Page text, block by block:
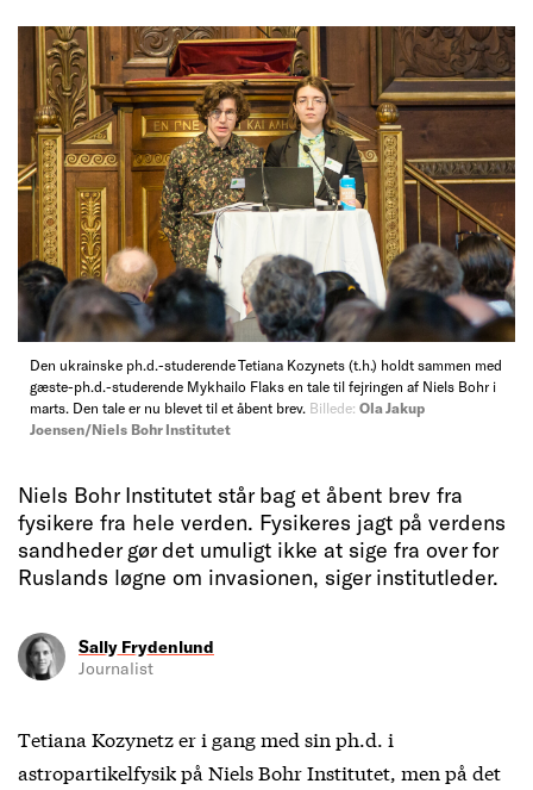
Den ukrainske ph.d.-studerende Tetiana Kozynets (t.h.) holdt sammen med
gæste-ph.d.-studerende Mykhailo Flaks en tale til fejringen af Niels Bohr i
marts. Den tale er nu blevet til et åbent brev. Billede: Ola Jakup
Joensen/Niels Bohr Institutet
Niels Bohr Institutet står bag et åbent brev fra
fysikere fra hele verden. Fysikeres jagt på verdens
sandheder gør det umuligt ikke at sige fra over for
Ruslands løgne om invasionen, siger institutleder.
Sally Frydenlund
Journalist
Tetiana Kozynetz er i gang med sin ph.d. i
astropartikelfysik på Niels Bohr Institutet, men på det